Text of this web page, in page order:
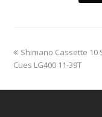
previous
post:
Shimano Cassette 10
Cues LG400 11-39T